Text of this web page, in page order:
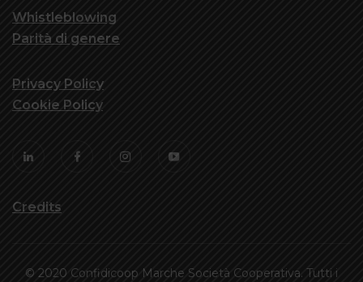
Whistleblowing
Parità di genere
Privacy Policy
Cookie Policy
Credits
© 2020 Confidicoop Marche Società Cooperativa. Tutti i